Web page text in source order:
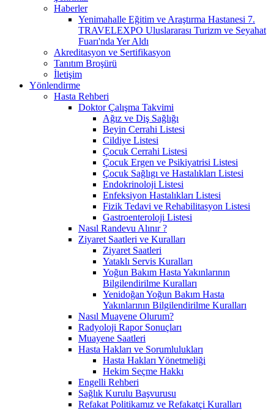
Haberler
Yenimahalle Eğitim ve Araştırma Hastanesi 7.
TRAVELEXPO Uluslararası Turizm ve Seyahat
Fuarı'nda Yer Aldı
Akreditasyon ve Sertifikasyon
Tanıtım Broşürü
İletişim
Yönlendirme
Hasta Rehberi
Doktor Çalışma Takvimi
Ağız ve Diş Sağlığı
Beyin Cerrahi Listesi
Cildiye Listesi
Çocuk Cerrahi Listesi
Çocuk Ergen ve Psikiyatrisi Listesi
Çocuk Sağlıgı ve Hastalıkları Listesi
Endokrinoloji Listesi
Enfeksiyon Hastalıkları Listesi
Fizik Tedavi ve Rehabilitasyon Listesi
Gastroenteroloji Listesi
Nasıl Randevu Alınır ?
Ziyaret Saatleri ve Kuralları
Ziyaret Saatleri
Yataklı Servis Kuralları
Yoğun Bakım Hasta Yakınlarının
Bilgilendirilme Kuralları
Yenidoğan Yoğun Bakım Hasta
Yakınlarının Bilgilendirilme Kuralları
Nasıl Muayene Olurum?
Radyoloji Rapor Sonuçları
Muayene Saatleri
Hasta Hakları ve Sorumlulukları
Hasta Hakları Yönetmeliği
Hekim Seçme Hakkı
Engelli Rehberi
Sağlık Kurulu Başvurusu
Refakat Politikamız ve Refakatçi Kuralları